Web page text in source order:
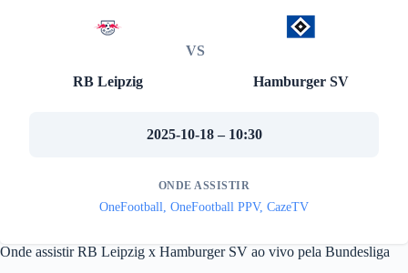
RB Leipzig
VS
Hamburger SV
2025-10-18 – 10:30
ONDE ASSISTIR
OneFootball, OneFootball PPV, CazeTV
Onde assistir RB Leipzig x Hamburger SV ao vivo pela Bundesliga